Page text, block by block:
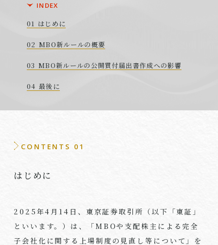
INDEX
はじめに
MBO新ルールの概要
MBO新ルールの公開買付届出書作成への影響
最後に
CONTENTS 01
はじめに
2025年4 月 14 日、東京証券取引所（以下「東証」
といいます。）は、「MBOや支配株主による完全
子会社化に関する上場制度の見直し等について」を